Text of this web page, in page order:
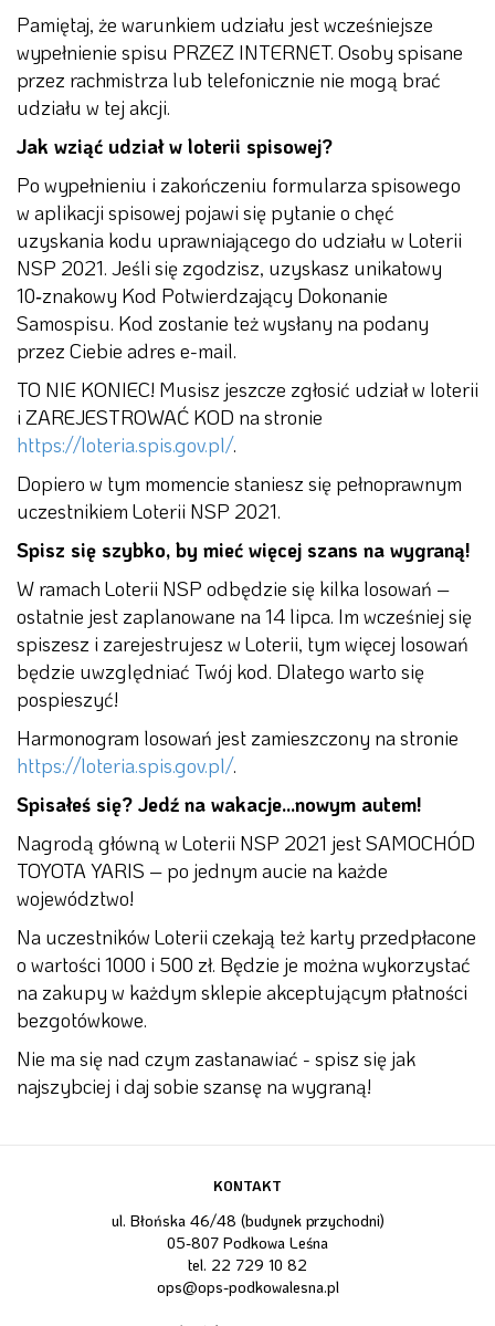
Pamiętaj, że warunkiem udziału jest wcześniejsze
wypełnienie spisu PRZEZ INTERNET. Osoby spisane
przez rachmistrza lub telefonicznie nie mogą brać
udziału w tej akcji.
Jak wziąć udział w loterii spisowej?
Po wypełnieniu i zakończeniu formularza spisowego
w aplikacji spisowej pojawi się pytanie o chęć
uzyskania kodu uprawniającego do udziału w Loterii
NSP 2021. Jeśli się zgodzisz, uzyskasz unikatowy
10‑znakowy Kod Potwierdzający Dokonanie
Samospisu. Kod zostanie też wysłany na podany
przez Ciebie adres e-mail.
TO NIE KONIEC! Musisz jeszcze zgłosić udział w loterii
i ZAREJESTROWAĆ KOD na stronie
https://loteria.spis.gov.pl/.
Dopiero w tym momencie staniesz się pełnoprawnym
uczestnikiem Loterii NSP 2021.
Spisz się szybko, by mieć więcej szans na wygraną!
W ramach Loterii NSP odbędzie się kilka losowań –
ostatnie jest zaplanowane na 14 lipca. Im wcześniej się
spiszesz i zarejestrujesz w Loterii, tym więcej losowań
będzie uwzględniać Twój kod. Dlatego warto się
pospieszyć!
Harmonogram losowań jest zamieszczony na stronie
https://loteria.spis.gov.pl/.
Spisałeś się? Jedź na wakacje…nowym autem!
Nagrodą główną w Loterii NSP 2021 jest SAMOCHÓD
TOYOTA YARIS – po jednym aucie na każde
województwo!
Na uczestników Loterii czekają też karty przedpłacone
o wartości 1000 i 500 zł. Będzie je można wykorzystać
na zakupy w każdym sklepie akceptującym płatności
bezgotówkowe.
Nie ma się nad czym zastanawiać - spisz się jak
najszybciej i daj sobie szansę na wygraną!
KONTAKT
ul. Błońska 46/48 (budynek przychodni)
05-807 Podkowa Leśna
tel. 22 729 10 82
ops@ops-podkowalesna.pl